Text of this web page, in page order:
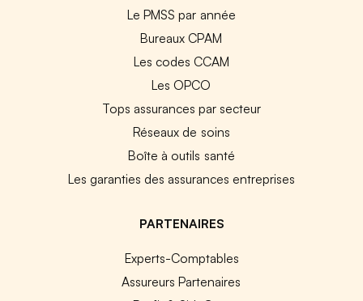
Le PMSS par année
Bureaux CPAM
Les codes CCAM
Les OPCO
Tops assurances par secteur
Réseaux de soins
Boîte à outils santé
Les garanties des assurances entreprises
PARTENAIRES
Experts-Comptables
Assureurs Partenaires